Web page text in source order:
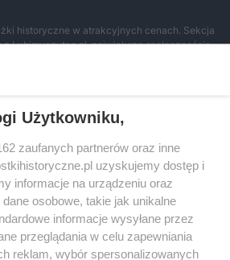
historyczne w atrakcyjnych cenach. Sekcja
z Lubimyczytac.pl, największą społecznością
– dzięki temu możesz wybierać spośród
ocenianych przez czytelników.
Użytkowniku,
zaufanych partnerów oraz inne
uzyskujemy dostęp i
informacje na urządzeniu oraz
osobowe, takie jak unikalne
informacje wysyłane przez
przeglądania w celu zapewniania
reklam, wybór spersonalizowanych